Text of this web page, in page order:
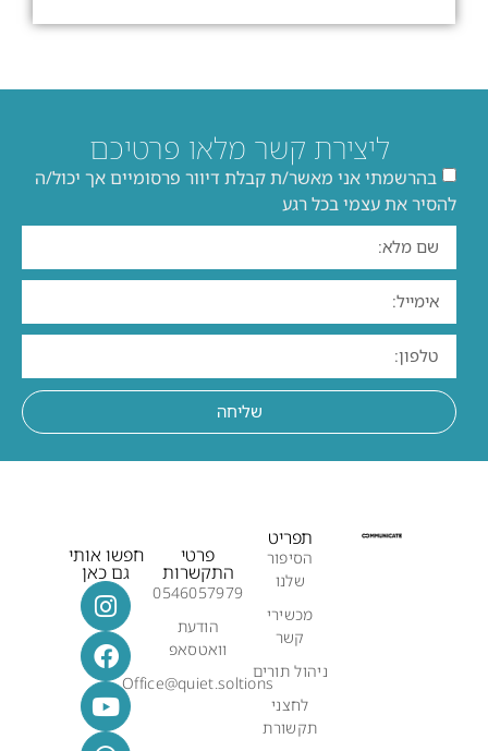
ליצירת קשר מלאו פרטיכם
בהרשמתי אני מאשר/ת קבלת דיוור פרסומיים אך יכול/ה
להסיר את עצמי בכל רגע
שליחה
תפריט
הסיפור
שלנו
מכשירי
קשר
ניהול תורים
לחצני
תקשורת
פרטי
התקשרות
0546057979
הודעת
וואטסאפ
Office@quiet.soltions
חפשו אותי
גם כאן